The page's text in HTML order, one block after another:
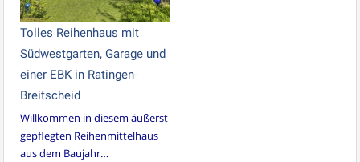
Tolles Reihenhaus mit
Südwestgarten, Garage und
einer EBK in Ratingen-
Breitscheid
Willkommen in diesem äußerst
gepflegten Reihenmittelhaus
aus dem Baujahr…